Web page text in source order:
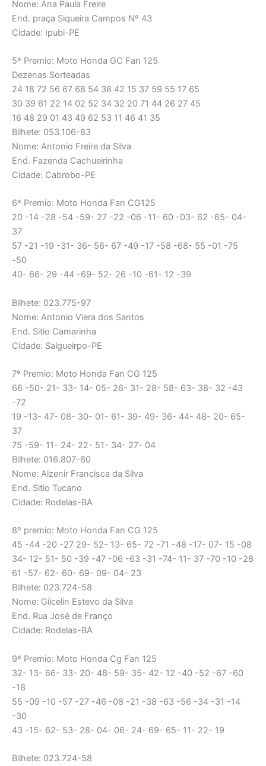
Nome: Ana Paula Freire
End. praça Siqueira Campos Nº 43
Cidade: Ipubi-PE
5º Premio: Moto Honda GC Fan 125
Dezenas Sorteadas
24 18 72 56 67 68 54 38 42 15 37 59 55 17 65
30 39 61 22 14 02 52 34 32 20 71 44 26 27 45
16 48 29 01 43 49 62 53 11 46 41 35
Bilhete: 053.106-83
Nome: Antonio Freire da Silva
End. Fazenda Cachueirinha
Cidade: Cabrobo-PE
6º Premio: Moto Honda Fan CG125
20 -14 -28 -54 -59- 27 -22 -06 -11- 60 -03- 62 -65- 04-
37
57 -21 -19 -31- 36- 56- 67 -49 -17 -58 -68- 55 -01 -75
-50
40- 66- 29 -44 -69- 52- 26 -10 -61- 12 -39
Bilhete: 023.775-97
Nome: Antonio Viera dos Santos
End. Sitio Camarinha
Cidade: Salgueirpo-PE
7º Premio: Moto Honda Fan CG 125
66 -50- 21- 33- 14- 05- 26- 31- 28- 58- 63- 38- 32 -43
-72
19 -13- 47- 08- 30- 01- 61- 39- 49- 36- 44- 48- 20- 65-
37
75 -59- 11- 24- 22- 51- 34- 27- 04
Bilhete: 016.807-60
Nome: Alzenir Francisca da Silva
End. Sitio Tucano
Cidade: Rodelas-BA
8º premio: Moto Honda Fan CG 125
45 -44 -20 -27 29- 52- 13- 65- 72 -71 -48 -17- 07- 15 -08
34- 12- 51- 50 -39 -47 -06 -63 -31 -74- 11- 37 -70 -10 -28
61 -57- 62- 60- 69- 09- 04- 23
Bilhete: 023.724-58
Nome: Gilcelin Estevo da Silva
End. Rua José de Franço
Cidade: Rodelas-BA
9º Premio: Moto Honda Cg Fan 125
32- 13- 66- 33- 20- 48- 59- 35- 42- 12 -40 -52 -67 -60
-18
55 -09 -10 -57 -27 -46 -08 -21 -38 -63 -56 -34 -31 -14
-30
43 -15- 62- 53- 28- 04- 06- 24- 69- 65- 11- 22- 19
Bilhete: 023.724-58